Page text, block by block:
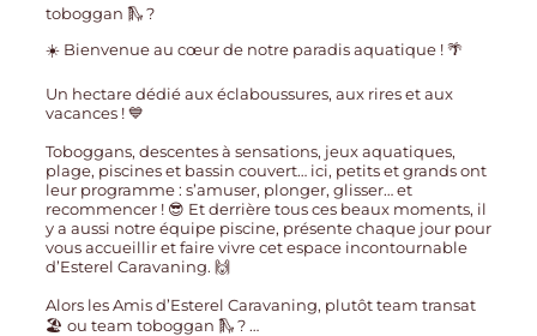
☀️ Bienvenue au cœur de notre paradis aquatique ! 🌴
Un hectare dédié aux éclaboussures, aux rires et aux
vacances ! 💙
Toboggans, descentes à sensations, jeux aquatiques,
plage, piscines et bassin couvert… ici, petits et grands ont
leur programme : s’amuser, plonger, glisser… et
recommencer ! 😎 Et derrière tous ces beaux moments, il
y a aussi notre équipe piscine, présente chaque jour pour
vous accueillir et faire vivre cet espace incontournable
d’Esterel Caravaning. 🙌
Alors les Amis d’Esterel Caravaning, plutôt team transat
🏖️ ou team toboggan 🛝 ? …